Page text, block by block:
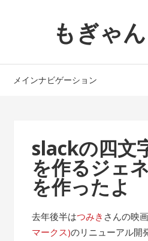
ョ
へ
もぎゃ
メインナビゲーション
slackの四文
を作るジェ
を作ったよ
去年後半はつみき さんの映
マークス)のリニューアル開